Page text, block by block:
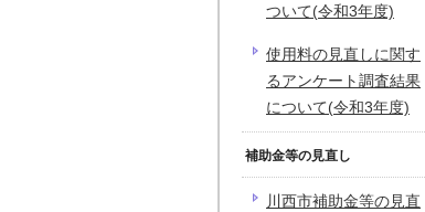
ついて(令和3年度)
使用料の見直しに関す
るアンケート調査結果
について(令和3年度)
補助金等の見直し
川西市補助金等の見直